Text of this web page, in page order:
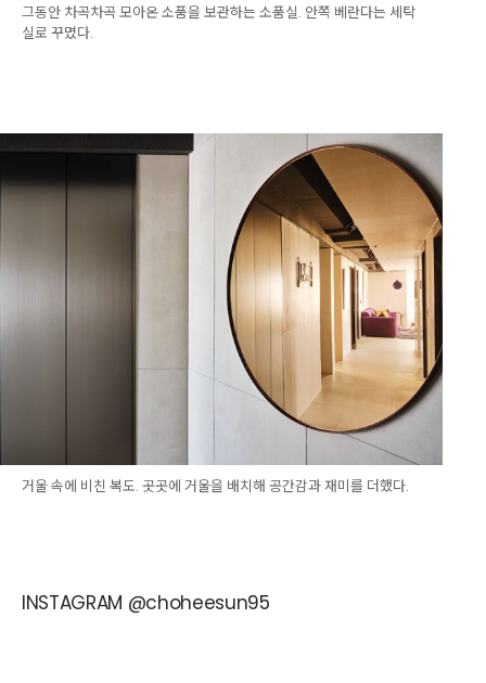
그동안 차곡차곡 모아온 소품을 보관하는 소품실. 안쪽 베란다는 세탁
실로 꾸몄다.
거울 속에 비친 복도. 곳곳에 거울을 배치해 공간감과 재미를 더했다.
INSTAGRAM @choheesun95